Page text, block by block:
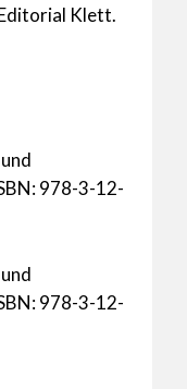
Klett.
978-3-12-
978-3-12-